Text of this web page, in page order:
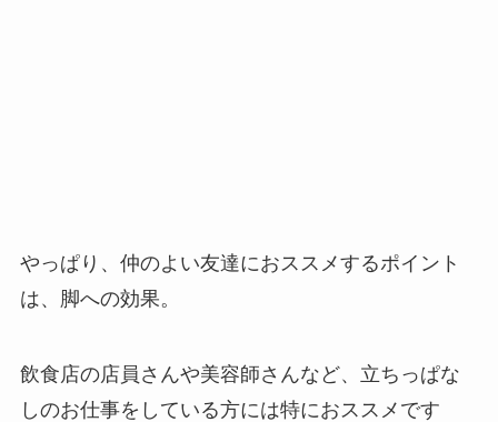
やっぱり、仲のよい友達におススメするポイント
は、脚への効果。
飲食店の店員さんや美容師さんなど、立ちっぱな
しのお仕事をしている方には特におススメです